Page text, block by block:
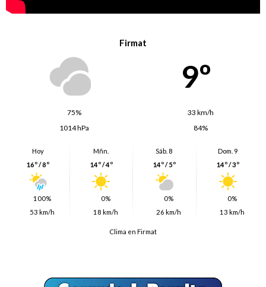
Firmat
9º
75%
33 km/h
1014 hPa
84%
Hoy
16º / 8º
100%
53 km/h
Mñn.
14º / 4º
0%
18 km/h
Sáb. 8
14º / 5º
0%
26 km/h
Dom. 9
14º / 3º
0%
13 km/h
Clima en Firmat